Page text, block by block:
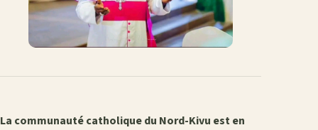
La communauté catholique du Nord-Kivu est en